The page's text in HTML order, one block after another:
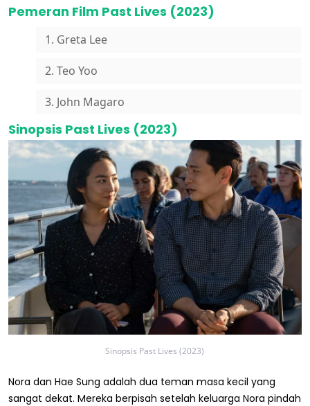
Pemeran Film Past Lives (2023)
1. Greta Lee
2. Teo Yoo
3. John Magaro
Sinopsis Past Lives (2023)
Sinopsis Past Lives (2023)
Nora dan Hae Sung adalah dua teman masa kecil yang
sangat dekat. Mereka berpisah setelah keluarga Nora pindah